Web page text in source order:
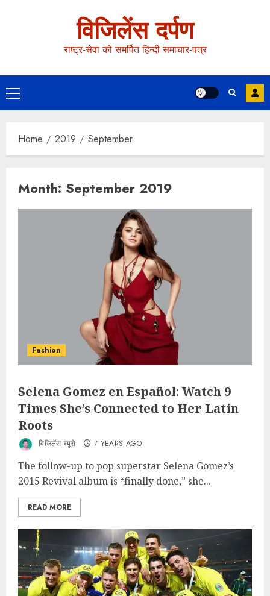
विजिलेंस दर्पण
राष्ट्र-सेवा को समर्पित हिन्दी समाचार-पत्र
Home 2019 September
Month: September 2019
Fashion
Selena Gomez en Español: Watch 9
Times She’s Connected to Her Latin
Roots
विजिलेंस ब्यूरो 7 YEARS AGO
The follow-up to pop superstar Selena Gomez’s
2015 Revival album is “finally done,” she...
READ MORE